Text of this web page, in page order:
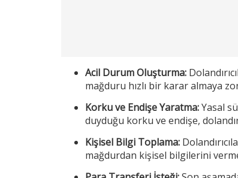
Acil Durum Oluşturma:
mağduru hızlı bir karar almaya
Korku ve Endişe Yaratma:Yasal
duyduğu korku ve endişe,
Kişisel Bilgi Toplama:
mağdurdan kişisel bilgilerini